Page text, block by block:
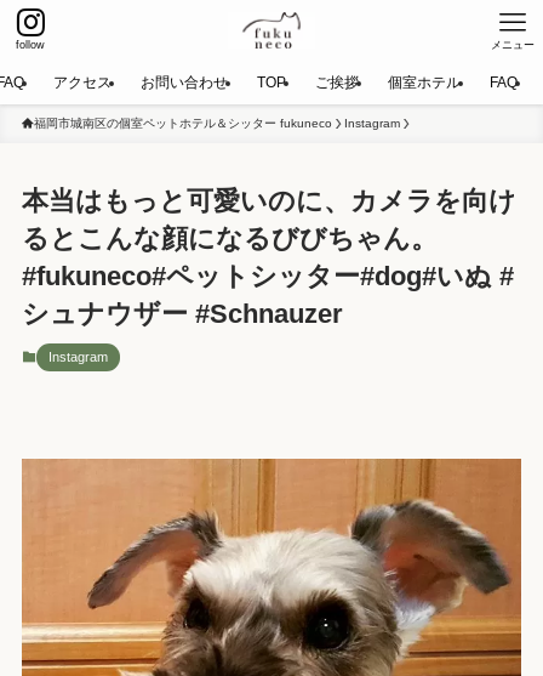
follow メニュー
アクセス お問い合わせ TOP ご挨拶 個室ホテル FAQ
福岡市城南区の個室ペットホテル＆シッター fukuneco Instagram
本当はもっと可愛いのに、カメラを向け
るとこんな顔になるびびちゃん。
#fukuneco#ペットシッター#dog#いぬ #
シュナウザー #Schnauzer
Instagram